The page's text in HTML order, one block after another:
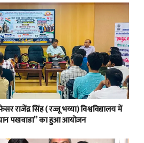
राजेंद्र सिंह ( रज्जू भय्या) विश्वविद्यालय में
पखवाडा” का हुआ आयोजन